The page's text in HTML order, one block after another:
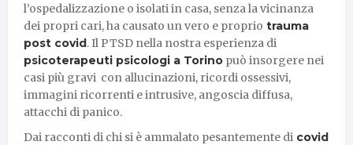
l’ospedalizzazione o isolati in casa, senza la vicinanza
dei propri cari, ha causato un vero e proprio trauma
post covid. Il PTSD nella nostra esperienza di
psicoterapeuti psicologi a Torino può insorgere nei
casi più gravi con allucinazioni, ricordi ossessivi,
immagini ricorrenti e intrusive, angoscia diffusa,
attacchi di panico.
Dai racconti di chi si è ammalato pesantemente di covid